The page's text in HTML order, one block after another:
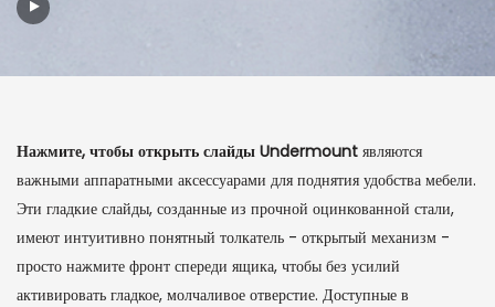
Нажмите, чтобы открыть слайды Undermount являются
важными аппаратными аксессуарами для поднятия удобства мебели.
Эти гладкие слайды, созданные из прочной оцинкованной стали,
имеют интуитивно понятный толкатель - открытый механизм -
просто нажмите фронт спереди ящика, чтобы без усилий
активировать гладкое, молчаливое отверстие. Доступные в